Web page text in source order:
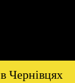
Чернівцях